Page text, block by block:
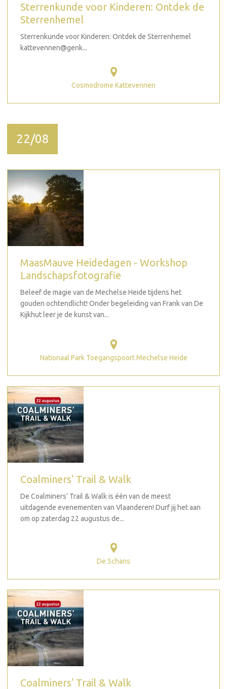
Sterrenkunde voor Kinderen: Ontdek de
Sterrenhemel
Sterrenkunde voor Kinderen: Ontdek de Sterrenhemel
kattevennen@genk...
Cosmodrome Kattevennen
22/08
MaasMauve Heidedagen - Workshop
Landschapsfotografie
Beleef de magie van de Mechelse Heide tijdens het
gouden ochtendlicht! Onder begeleiding van Frank van De
Kijkhut leer je de kunst van...
Nationaal Park Toegangspoort Mechelse Heide
Coalminers' Trail & Walk
De Coalminers’ Trail & Walk is één van de meest
uitdagende evenementen van Vlaanderen! Durf jij het aan
om op zaterdag 22 augustus de...
De Schans
Coalminers' Trail & Walk